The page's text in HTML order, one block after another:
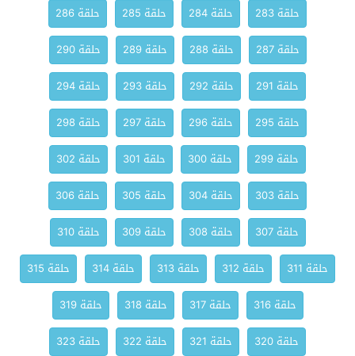
حلقة 283
حلقة 284 حلقة 285
حلقة 286
حلقة 287
حلقة 288 حلقة 289
حلقة 290
حلقة 291
حلقة 292 حلقة 293
حلقة 294
حلقة 295
حلقة 296 حلقة 297
حلقة 298
حلقة 299
حلقة 300 حلقة 301
حلقة 302
حلقة 303
حلقة 304 حلقة 305
حلقة 306
حلقة 307
حلقة 308 حلقة 309
حلقة 310
حلقة 311
حلقة 312 حلقة 313 حلقة 314
حلقة 315
حلقة 316
حلقة 317 حلقة 318
حلقة 319
حلقة 320
حلقة 321 حلقة 322
حلقة 323